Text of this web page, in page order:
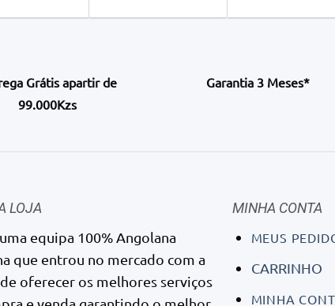
Grátis apartir de
99.000Kzs
Garantia 3 Meses*
LOJA
equipa 100% Angolana
que entrou no mercado com a
oferecer os melhores serviços
MINHA CONTA
MEUS
CARRINHO
MINHA